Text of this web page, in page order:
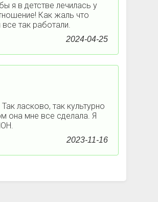
я в детстве лечилась у
Как жаль что
так работали.
2024-04-25
ласково, так культурно
она мне все сделала. Я
2023-11-16